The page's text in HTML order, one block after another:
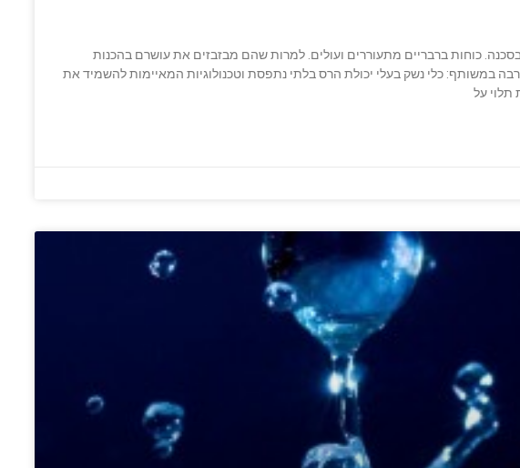
כוחות ברבריים מתעוררים ועולים. למרות שהם מבזבזים את עושרם בהכנות
במשותף: כלי נשק בעלי יכולת הרס בלתי נתפסת וטכנולוגיות המאיימות להשמיד את
תלוי על